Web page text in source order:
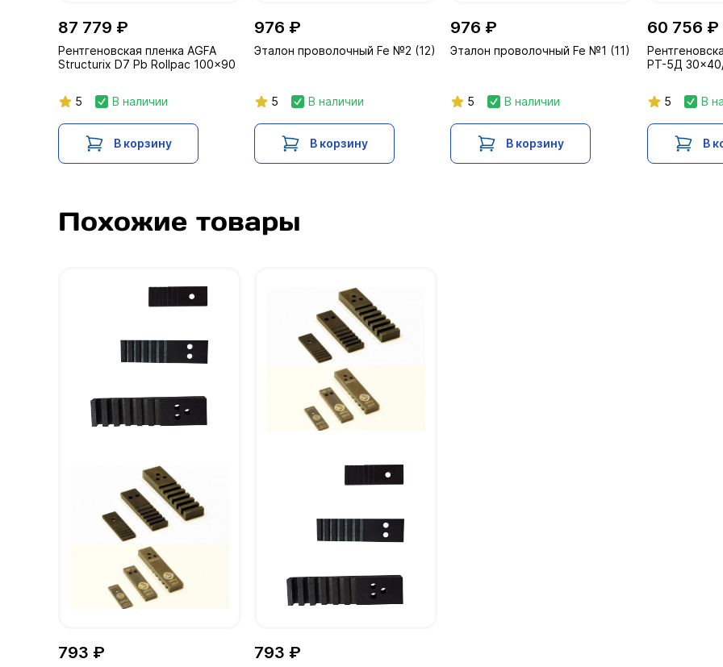
87 779 ₽
Рентгеновская пленка AGFA
Structurix D7 Pb Rollpac 100x90
5 В наличии
В корзину
976 ₽
Эталон проволочный Fe №2 (12)
5 В наличии
В корзину
976 ₽
Эталон проволочный Fe №1 (11)
5 В наличии
В корзину
60 756 ₽
РТ-5Д
5 В
В
Похожие товары
793 ₽ 793 ₽